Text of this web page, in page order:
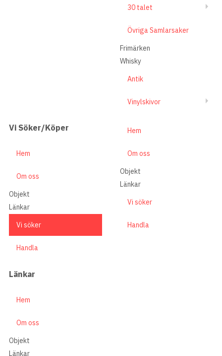
30 talet
Övriga Samlarsaker
Frimärken
Whisky
Antik
Vinylskivor
Vi Söker/Köper
Hem
Om oss
Objekt
Länkar
Vi söker
Handla
Hem
Om oss
Objekt
Länkar
Vi söker
Handla
Länkar
Hem
Om oss
Objekt
Länkar